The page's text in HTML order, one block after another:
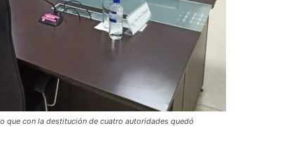
que con la destitución de cuatro autoridades quedó